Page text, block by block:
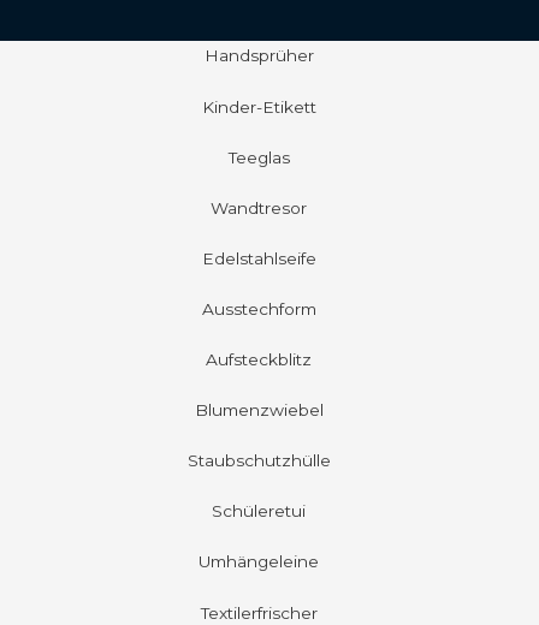
Handsprüher
Kinder-Etikett
Teeglas
Wandtresor
Edelstahlseife
Ausstechform
Aufsteckblitz
Blumenzwiebel
Staubschutzhülle
Schüleretui
Umhängeleine
Textilerfrischer